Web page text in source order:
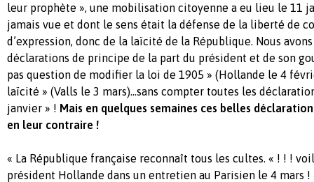
leur prophète », une mobilisation citoyenne a eu lieu le 11
jamais vue et dont le sens était la défense de la liberté de
d’expression, donc de la laïcité de la République. Nous
déclarations de principe de la part du président et de son
pas question de modifier la loi de 1905 » (Hollande le 4
laïcité » (Valls le 3 mars)…sans compter toutes les
janvier » ! Mais en quelques semaines ces belles
en leur contraire !
« La République française reconnaît tous les cultes. « ! ! !
président Hollande dans un entretien au Parisien le 4 mars